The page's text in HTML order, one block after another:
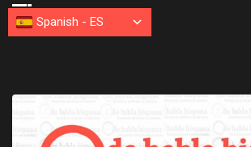
Spanish - ES